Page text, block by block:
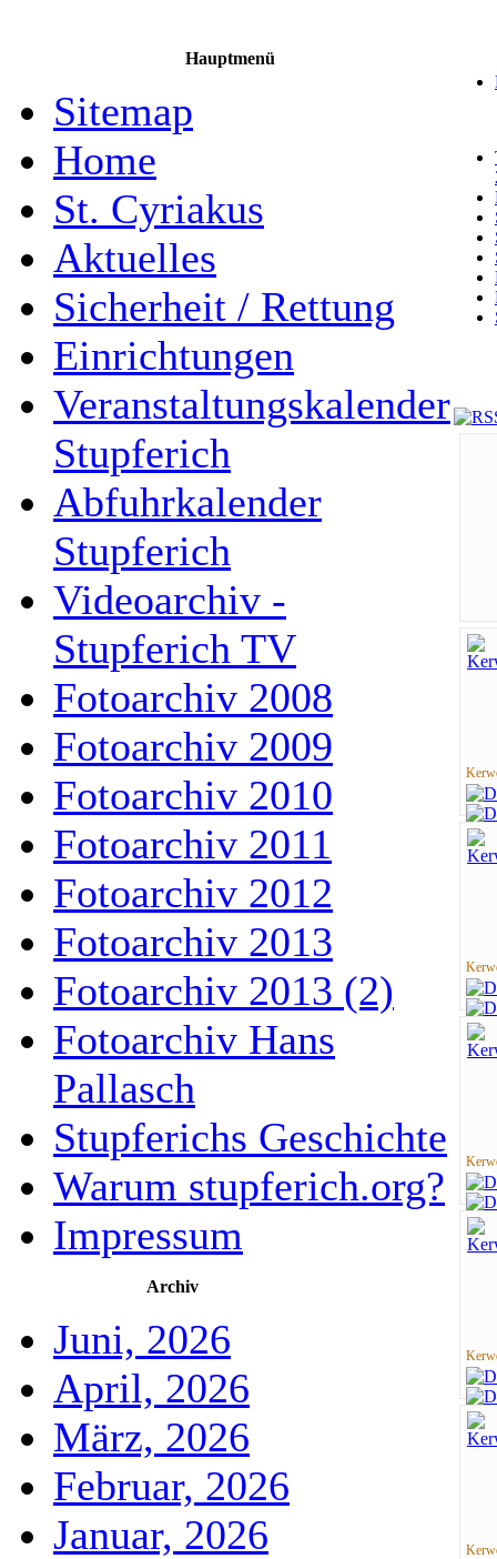
Hauptmenü
Sitemap
Home
St. Cyriakus
Aktuelles
Sicherheit / Rettung
Einrichtungen
Veranstaltungskalender
Stupferich
Abfuhrkalender
Stupferich
Videoarchiv -
Stupferich TV
Fotoarchiv 2008
Fotoarchiv 2009
Fotoarchiv 2010
Fotoarchiv 2011
Fotoarchiv 2012
Fotoarchiv 2013
Fotoarchiv 2013 (2)
Fotoarchiv Hans
Pallasch
Stupferichs Geschichte
Warum stupferich.org?
Impressum
Archiv
Juni, 2026
April, 2026
März, 2026
Februar, 2026
Januar, 2026